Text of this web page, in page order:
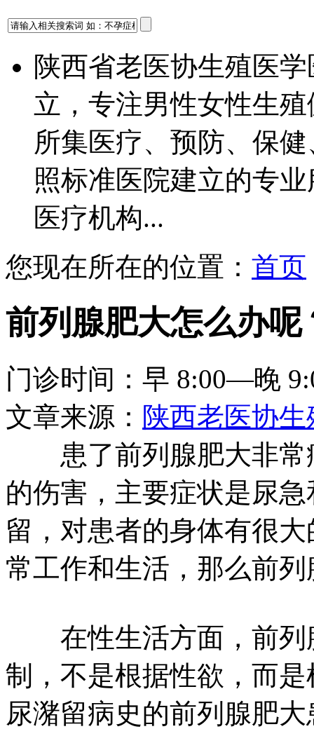
陕西省老医协生殖医
立，专注男性女性生
所集医疗、预防、保
照标准医院建立的专
医疗机构...
您现在所在的位置： 首页
前列腺肥大怎么办
门诊时间：早 8:00—晚
文章来源： 陕西老医协
患了前列腺肥大非常
的伤害，主要症状是尿
留，对患者的身体有很
常工作和生活，那么前
在性生活方面，前列
制，不是根据性欲，而
尿潴留病史的前列腺肥